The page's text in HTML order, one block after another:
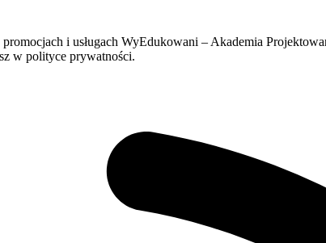
i usługach WyEdukowani – Akademia
w polityce prywatności.